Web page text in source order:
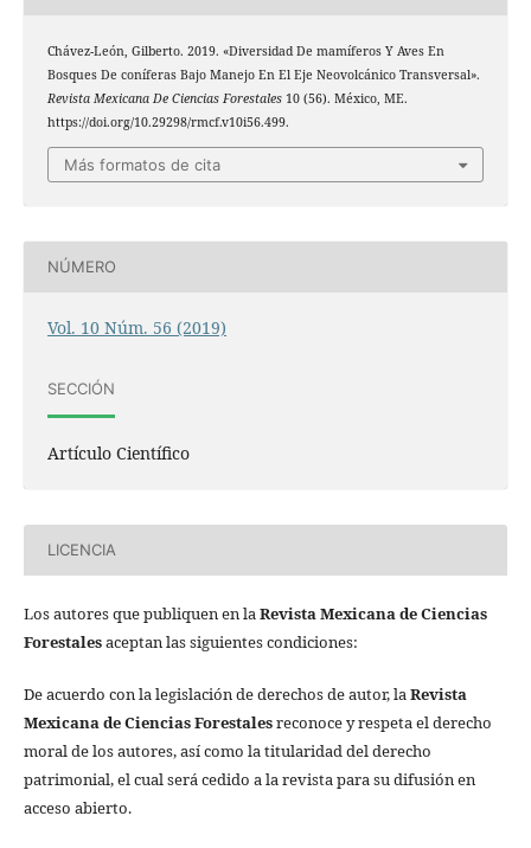
Chávez-León, Gilberto. 2019. «Diversidad De mamíferos Y Aves En
Bosques De coníferas Bajo Manejo En El Eje Neovolcánico Transversal».
Revista Mexicana De Ciencias Forestales10 (56). México, ME.
https://doi.org/10.29298/rmcf.v10i56.499.
Más formatos de cita
NÚMERO
Vol. 10 Núm. 56 (2019)
SECCIÓN
Artículo Científico
LICENCIA
Los autores que publiquen en laRevista Mexicana de Ciencias
Forestalesaceptan las siguientes condiciones:
De acuerdo con la legislación de derechos de autor, laRevista
Mexicana de Ciencias Forestalesreconoce y respeta el derecho
moral de los autores, así como la titularidad del derecho
patrimonial, el cual será cedido a la revista para su difusión en
acceso abierto.